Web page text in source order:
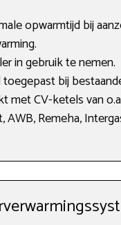
opwarmtijd bij
in gebruik te nemen.
bij
met CV-ketels van
AWB, Remeha,